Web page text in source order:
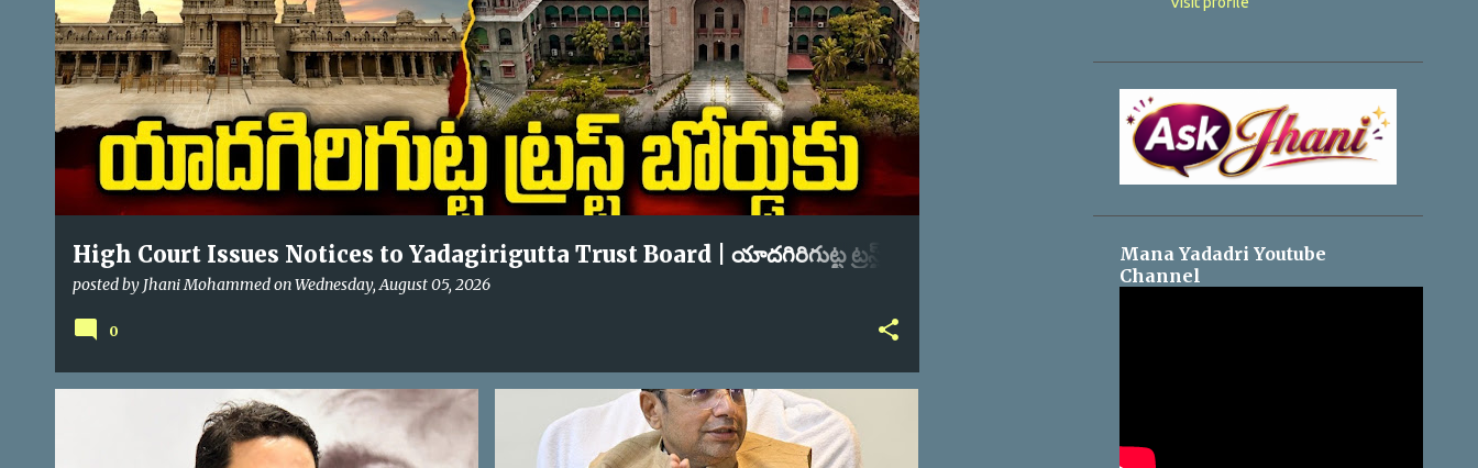
High Court Issues Notices to Yadagirigutta Trust Board | యాదగిరిగుట్ట ట్రస్ట్
బోర్డు ఏర్పాటుపై హైకోర్టు నోటీసులు
posted by Jhani MohammedonWednesday, August 05, 2026
0
MEESEVA POLITICAL NEWS
Mana Yadadri Youtube
Channel